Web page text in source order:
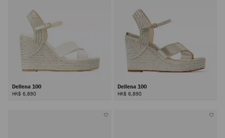
Dellena 100
HK$ 6,890
Dellena 100
HK$ 6,890